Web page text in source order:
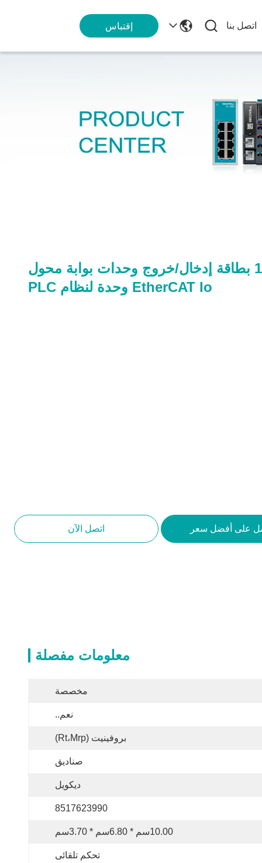
اتصل بنا إقتباس
100Mbps بطاقة إدخال/خروج وحدات بوابة محول
EtherCAT Io وحدة لنظام PLC
على أفضل سعر اتصل الآن
معلومات مفصلة
مخصصة
نعم..
بروفينيت (Rt،Mrp)
صناديق
ديكويل
8517623990
10.00سم * 6.80سم * 3.70سم
تحكم تلقائى